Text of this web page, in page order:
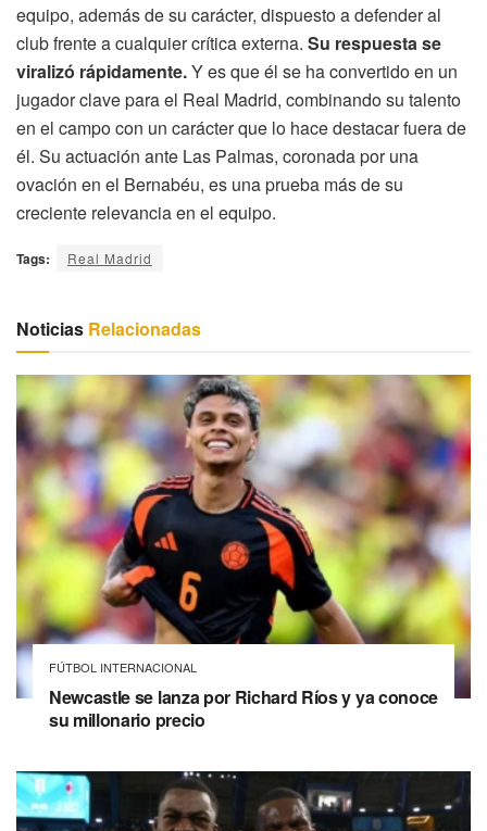
equipo, además de su carácter, dispuesto a defender al
club frente a cualquier crítica externa. Su respuesta se
viralizó rápidamente.Y es que él se ha convertido en un
jugador clave para el Real Madrid, combinando su talento
en el campo con un carácter que lo hace destacar fuera de
él. Su actuación ante Las Palmas, coronada por una
ovación en el Bernabéu, es una prueba más de su
creciente relevancia en el equipo.
Tags: Real Madrid
Noticias Relacionadas
FÚTBOL INTERNACIONAL
Newcastle se lanza por Richard Ríos y ya conoce
su millonario precio